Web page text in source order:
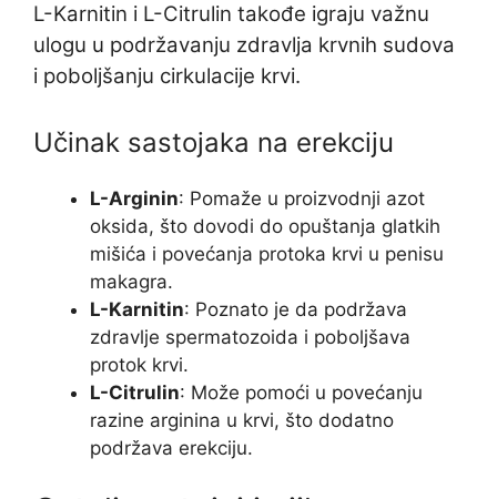
L-Karnitin i L-Citrulin takođe igraju važnu
ulogu u podržavanju zdravlja krvnih sudova
i poboljšanju cirkulacije krvi.
Učinak sastojaka na erekciju
L-Arginin: Pomaže u proizvodnji azot
oksida, što dovodi do opuštanja glatkih
mišića i povećanja protoka krvi u penisu
makagra.
L-Karnitin: Poznato je da podržava
zdravlje spermatozoida i poboljšava
protok krvi.
L-Citrulin: Može pomoći u povećanju
razine arginina u krvi, što dodatno
podržava erekciju.